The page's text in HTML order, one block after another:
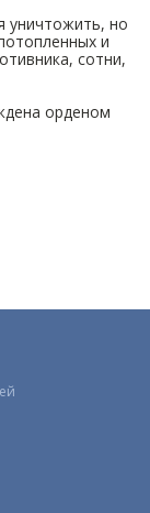
уничтожить, но
и
сотни,
орденом